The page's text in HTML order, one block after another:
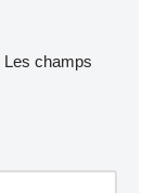
Les champs